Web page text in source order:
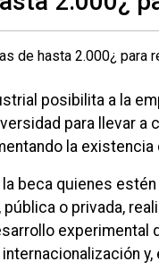
posibilita a la
para llevar
la
la beca quienes
pública o privada,
experimental